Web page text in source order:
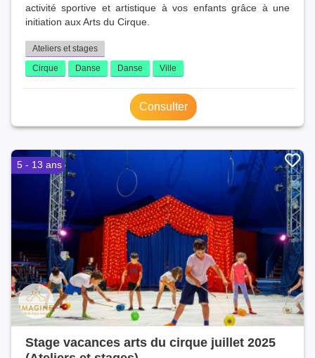
activité sportive et artistique à vos enfants grâce à une
initiation aux Arts du Cirque.
Ateliers et stages
Cirque
Danse Danse Ville
Consulter
5 - 13 ans
Stage vacances arts du cirque juillet 2025